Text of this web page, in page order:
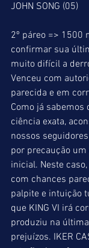
JOHN SONG (05)
2º páreo => 1500
confirmar sua
muito difícil a
Venceu com
parecida e em
Como já sabemos
ciência exata,
nossos
por precaução
inicial. Neste
com chances
palpite e intuição
que KING VI irá
produziu na
prejuízos. IKER